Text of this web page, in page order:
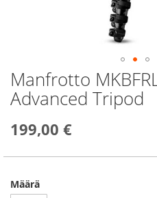
Manfrotto
Advanced Tripod
199,00 €
Määrä
Skip
to
the
of